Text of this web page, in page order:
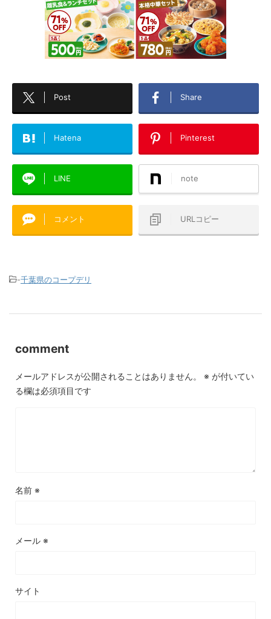
Post Share
Hatena Pinterest
LINE note
コメント URLコピー
-千葉県のコープデリ
comment
メールアドレスが公開されることはありません。 ※ が付いてい
る欄は必須項目です
名前 ※
メール ※
サイト